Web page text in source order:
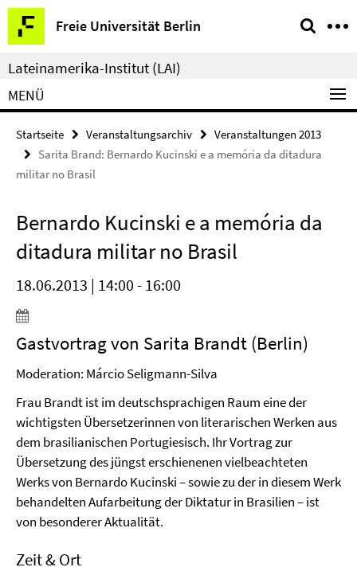
Springe
direkt
zu
Inhalt
Freie Universität Berlin
Service-
Navigation
Lateinamerika-Institut (LAI)
MENÜ
Startseite Veranstaltungsarchiv
Veranstaltungen 2013
Sarita Brand: Bernardo Kucinski e a memória da ditadura
militar no Brasil
Bernardo Kucinski e a memória da
ditadura militar no Brasil
18.06.2013 | 14:00 - 16:00
Gastvortrag von Sarita Brandt (Berlin)
Moderation: Márcio Seligmann-Silva
Frau Brandt ist im deutschsprachigen Raum eine der
wichtigsten Übersetzerinnen von literarischen Werken aus
dem brasilianischen Portugiesisch. Ihr Vortrag zur
Übersetzung des jüngst erschienenen vielbeachteten
Werks von Bernardo Kucinski – sowie zu der in diesem Werk
behandelten Aufarbeitung der Diktatur in Brasilien – ist
von besonderer Aktualität.
Zeit & Ort